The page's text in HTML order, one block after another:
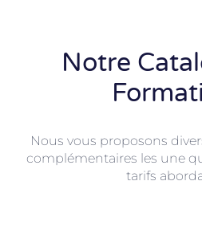
Notre
Nous vous proposons
complémentaires les une
tarifs